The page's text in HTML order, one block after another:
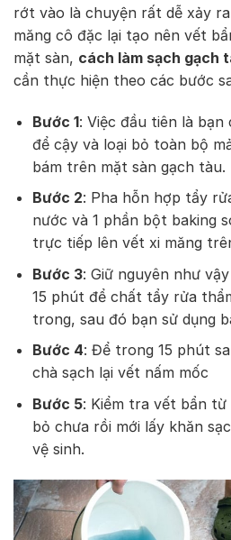
rớt vào là chuyện rất dễ xảy
măng cô đặc lại tạo nên vết
mặt sàn, cách làm sạch gạch
cần thực hiện theo các bước
Bước 1: Việc đầu tiên là bạn
để cậy và loại bỏ toàn bộ
bám trên mặt sàn gạch tàu.
Bước 2: Pha hỗn hợp tẩy
nước và 1 phần bột baking
trực tiếp lên vết xi măng
Bước 3: Giữ nguyên như
15 phút để chất tẩy rửa
trong, sau đó bạn sử dụng
Bước 4: Để trong 15 phút
chà sạch lại vết nấm mốc
Bước 5: Kiểm tra vết bẩn từ
bỏ chưa rồi mới lấy khăn
vệ sinh.